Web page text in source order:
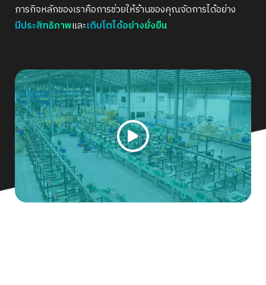
ภารกิจหลักของเราคือการช่วยให้ร้านของคุณจัดการได้อย่าง
มีประสิทธิภาพและเติบโตได้อย่างยั่งยืน